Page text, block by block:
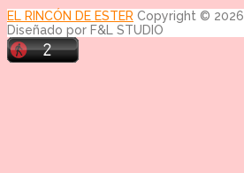
EL RINCÓN DE ESTER Copyright © 2026.
Diseñado por F&L STUDIO